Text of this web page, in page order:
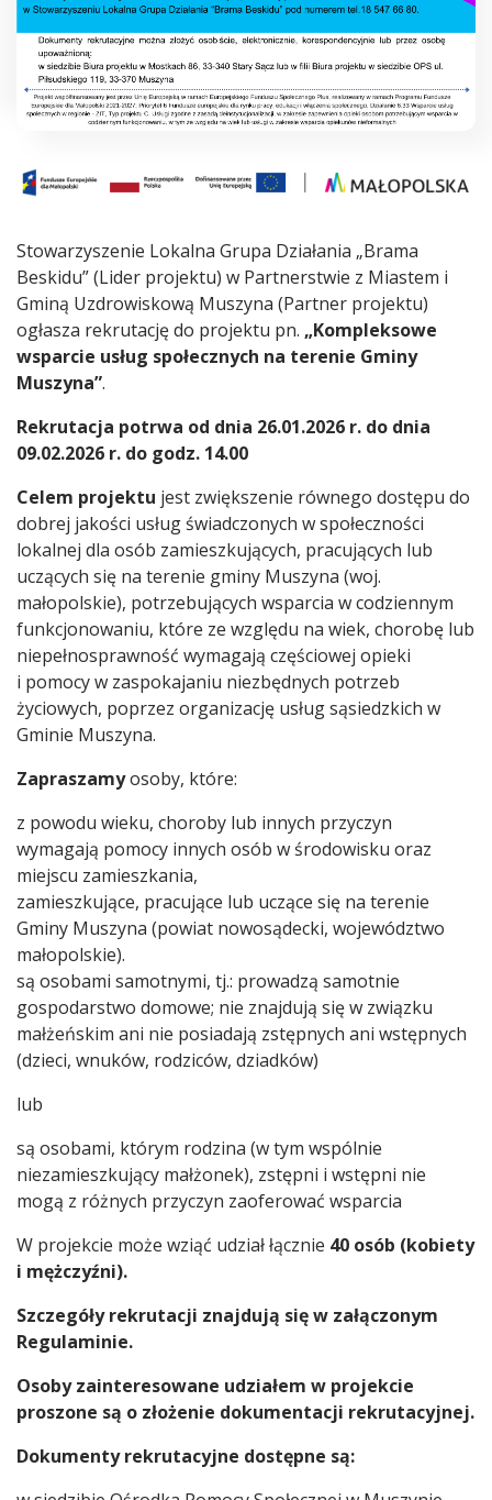
Stowarzyszenie Lokalna Grupa Działania „Brama
Beskidu” (Lider projektu) w Partnerstwie z Miastem i
Gminą Uzdrowiskową Muszyna (Partner projektu)
ogłasza rekrutację do projektu pn. „Kompleksowe
wsparcie usług społecznych na terenie Gminy
Muszyna”.
Rekrutacja potrwa od dnia 26.01.2026 r. do dnia
09.02.2026 r. do godz. 14.00
Celem projektu jest zwiększenie równego dostępu do
dobrej jakości usług świadczonych w społeczności
lokalnej dla osób zamieszkujących, pracujących lub
uczących się na terenie gminy Muszyna (woj.
małopolskie), potrzebujących wsparcia w codziennym
funkcjonowaniu, które ze względu na wiek, chorobę lub
niepełnosprawność wymagają częściowej opieki
i pomocy w zaspokajaniu niezbędnych potrzeb
życiowych, poprzez organizację usług sąsiedzkich w
Gminie Muszyna.
Zapraszamyosoby, które:
z powodu wieku, choroby lub innych przyczyn
wymagają pomocy innych osób w środowisku oraz
miejscu zamieszkania,
zamieszkujące, pracujące lub uczące się na terenie
Gminy Muszyna (powiat nowosądecki, województwo
małopolskie).
są osobami samotnymi, tj.: prowadzą samotnie
gospodarstwo domowe; nie znajdują się w związku
małżeńskim ani nie posiadają zstępnych ani wstępnych
(dzieci, wnuków, rodziców, dziadków)
lub
są osobami, którym rodzina (w tym wspólnie
niezamieszkujący małżonek), zstępni i wstępni nie
mogą z różnych przyczyn zaoferować wsparcia
W projekcie może wziąć udział łącznie 40 osób (kobiety
i mężczyźni).
Szczegóły rekrutacji znajdują się w załączonym
Regulaminie.
Osoby zainteresowane udziałem w projekcie
proszone są o złożenie dokumentacji rekrutacyjnej.
Dokumenty rekrutacyjne dostępne są: